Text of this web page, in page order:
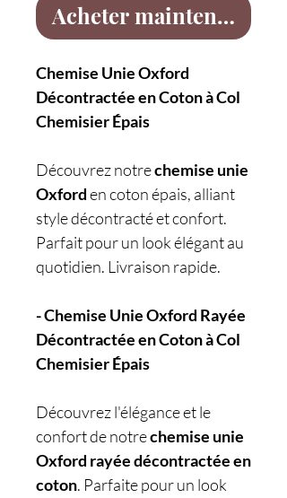
Acheter maintenant
Chemise Unie Oxford
Décontractée en Coton à Col
Chemisier Épais
Découvrez notrechemise unie
Oxforden coton épais, alliant
style décontracté et confort.
Parfait pour un look élégant au
quotidien. Livraison rapide.
- Chemise Unie Oxford Rayée
Décontractée en Coton à Col
Chemisier Épais
Découvrez l'élégance et le
confort de notrechemise unie
Oxford rayée décontractée en
coton. Parfaite pour un look